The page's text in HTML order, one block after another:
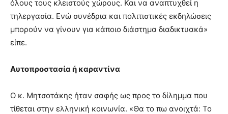
όλους τους κλειστούς χώρους. Και να αναπτυχθεί η
τηλεργασία. Ενώ συνέδρια και πολιτιστικές εκδηλώσεις
μπορούν να γίνουν για κάποιο διάστημα διαδικτυακά»
είπε.
Αυτοπροστασία ή καραντίνα
Ο κ. Μητσοτάκης ήταν σαφής ως προς το δίλημμα που
τίθεται στην ελληνική κοινωνία. «Θα το πω ανοιχτά: Το